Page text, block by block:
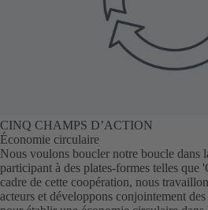
CINQ CHAMPS D’ACTION
Économie circulaire
Nous voulons boucler notre boucle dans
participant à des plates-formes telles
cadre de cette coopération, nous
acteurs et développons conjointement